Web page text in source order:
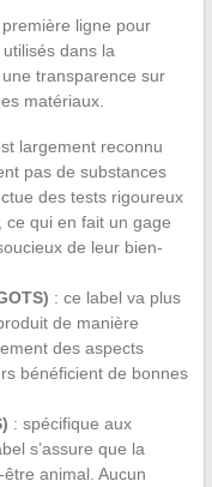
ligne pour
dans la
transparence sur
matériaux.
largement reconnu
pas de substances
des tests rigoureux
qui en fait un gage
de leur bien-
: ce label va plus
de manière
des aspects
bénéficient de bonnes
: spécifique aux
s’assure que la
animal. Aucun